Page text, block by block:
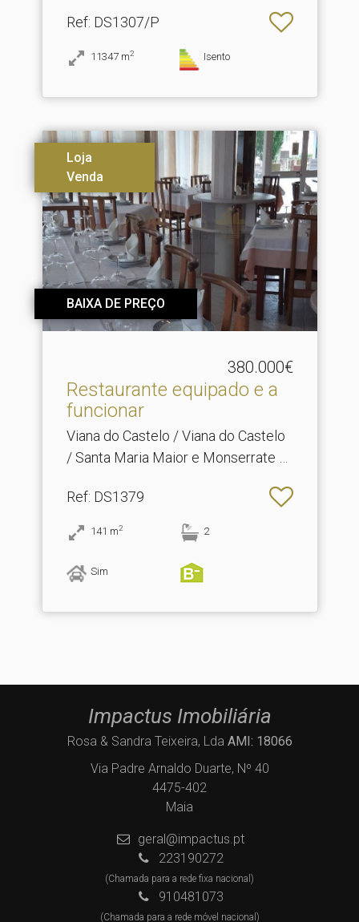
Ref: DS1307/P
11347 m2 Isento
Loja
Venda
BAIXA DE PREÇO
380.000€
Restaurante equipado e a
funcionar
Viana do Castelo / Viana do Castelo
/ Santa Maria Maior e Monserrate e
Ref: DS1379
141 m2 2
Sim
Impactus Imobiliária
Rosa & Sandra Teixeira, Lda AMI: 18066
Via Padre Arnaldo Duarte, Nº 40
4475-402
Maia
geral@impactus.pt
223190272
(Chamada para a rede fixa nacional)
910481073
(Chamada para a rede móvel nacional)